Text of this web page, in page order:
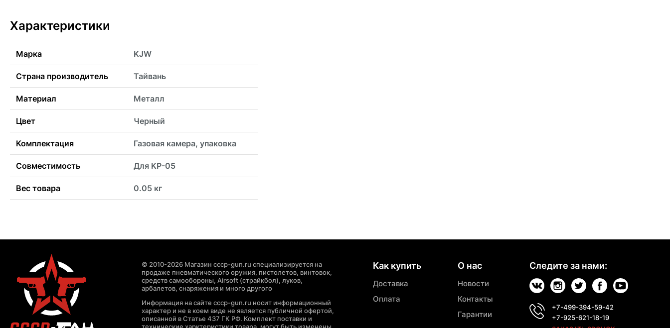
Характеристики
Марка KJW
Страна производитель Тайвань
Материал Металл
Цвет Черный
Комплектация Газовая камера, упаковка
Совместимость Для KP-05
Вес товара 0.05 кг
© 2010-2026 Магазин cccp-gun.ru специализируется на
продаже пневматического оружия, пистолетов, винтовок,
средств самообороны, Airsoft (страйкбол), луков,
арбалетов, снаряжения и много другого
Информация на сайте cccp-gun.ru носит информационный
характер и не в коем виде не является публичной офертой,
описанной в Статье 437 ГК РФ. Комплект поставки и
Как купить
Доставка
Оплата
О нас
Новости
Контакты
Гарантии
Следите за нами:
+7-499-394-59-42
+7-925-621-18-19